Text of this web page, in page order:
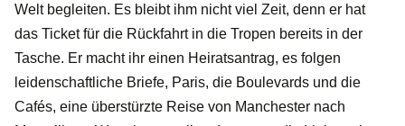
Welt begleiten. Es bleibt ihm nicht viel Zeit, denn er hat
das Ticket für die Rückfahrt in die Tropen bereits in der
Tasche. Er macht ihr einen Heiratsantrag, es folgen
leidenschaftliche Briefe, Paris, die Boulevards und die
Cafés, eine überstürzte Reise von Manchester nach